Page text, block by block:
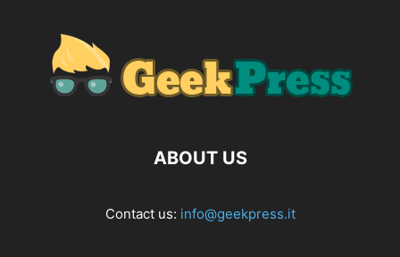
ABOUT US
Contact us: info@geekpress.it